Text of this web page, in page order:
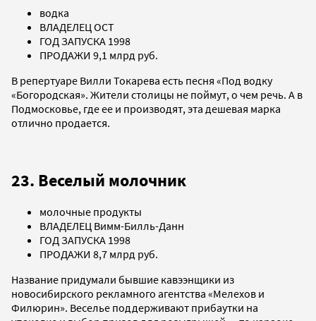
водка
ВЛАДЕЛЕЦ ОСТ
ГОД ЗАПУСКА 1998
ПРОДАЖИ 9,1 млрд руб.
В репертуаре Вилли Токарева есть песня «Под водку
«Богородская». Жители столицы не поймут, о чем речь. А в
Подмосковье, где ее и производят, эта дешевая марка
отлично продается.
23. Веселый молочник
молочные продукты
ВЛАДЕЛЕЦ Вимм-Билль-Данн
ГОД ЗАПУСКА 1998
ПРОДАЖИ 8,7 млрд руб.
Название придумали бывшие кавээнщики из
новосибирского рекламного агентства «Мелехов и
Филюрин». Веселье поддерживают прибаутки на